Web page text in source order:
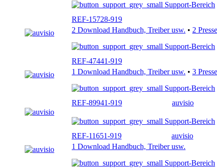
Support-Bereich
REF-15728-919
2 Download Handbuch, Treiber usw. • 2
Support-Bereich
REF-47441-919
1 Download Handbuch, Treiber usw. • 3
Support-Bereich
REF-89941-919
auvisio
Support-Bereich
REF-11651-919
auvisio
1 Download Handbuch, Treiber usw.
Support-Bereich